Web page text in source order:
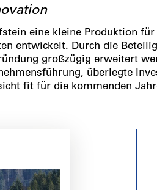
eine kleine Produktion
entwickelt. Durch die
großzügig erweitert
überlegte
fit für die kommenden